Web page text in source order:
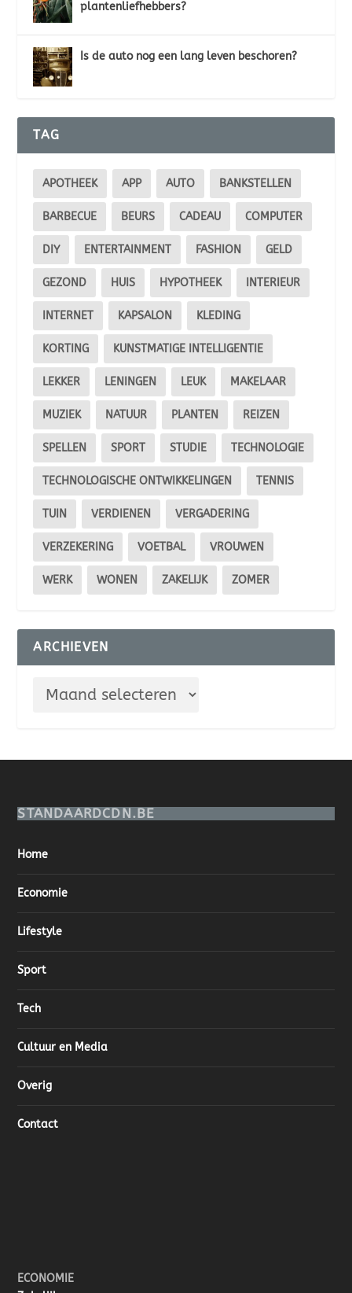
plantenliefhebbers?
Is de auto nog een lang leven beschoren?
TAG
APOTHEEK APP AUTO BANKSTELLEN
BARBECUE BEURS CADEAU COMPUTER
DIY ENTERTAINMENT FASHION GELD
GEZOND HUIS HYPOTHEEK INTERIEUR
INTERNET KAPSALON KLEDING
KORTING KUNSTMATIGE INTELLIGENTIE
LEKKER LENINGEN LEUK MAKELAAR
MUZIEK NATUUR PLANTEN REIZEN
SPELLEN SPORT STUDIE TECHNOLOGIE
TECHNOLOGISCHE ONTWIKKELINGEN TENNIS
TUIN VERDIENEN VERGADERING
VERZEKERING VOETBAL VROUWEN
WERK WONEN ZAKELIJK ZOMER
ARCHIEVEN
STANDAARDCDN.BE
Home
Economie
Lifestyle
Sport
Tech
Cultuur en Media
Overig
Contact
ECONOMIE